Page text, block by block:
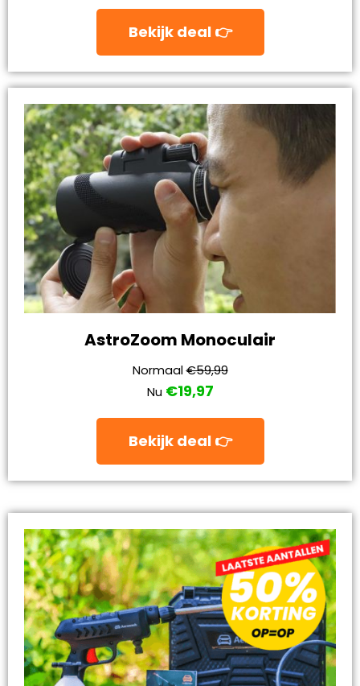
Bekijk deal 👉
AstroZoom Monoculair
Normaal€59,99
Nu €19,97
Bekijk deal 👉